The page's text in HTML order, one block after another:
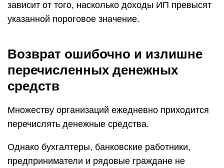
зависит от того, насколько доходы ИП превысят
указанной пороговое значение.
Возврат ошибочно и излишне
перечисленных денежных
средств
Множеству организаций ежедневно приходится
перечислять денежные средства.
Однако бухгалтеры, банковские работники,
предприниматели и рядовые граждане не